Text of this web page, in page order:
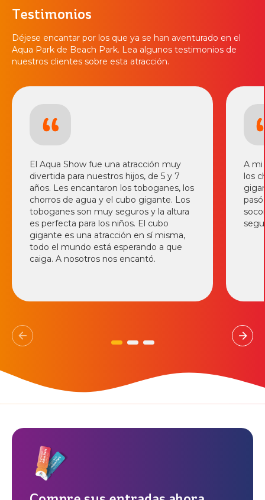
Testimonios
Déjese encantar por los que ya se han aventurado en el
Aqua Park de Beach Park. Lea algunos testimonios de
nuestros clientes sobre esta atracción.
El Aqua Show fue una atracción muy
divertida para nuestros hijos, de 5 y 7
años. Les encantaron los toboganes, los
chorros de agua y el cubo gigante. Los
toboganes son muy seguros y la altura
es perfecta para los niños. El cubo
gigante es una atracción en sí misma,
todo el mundo está esperando a que
caiga. A nosotros nos encantó.
A mi
los